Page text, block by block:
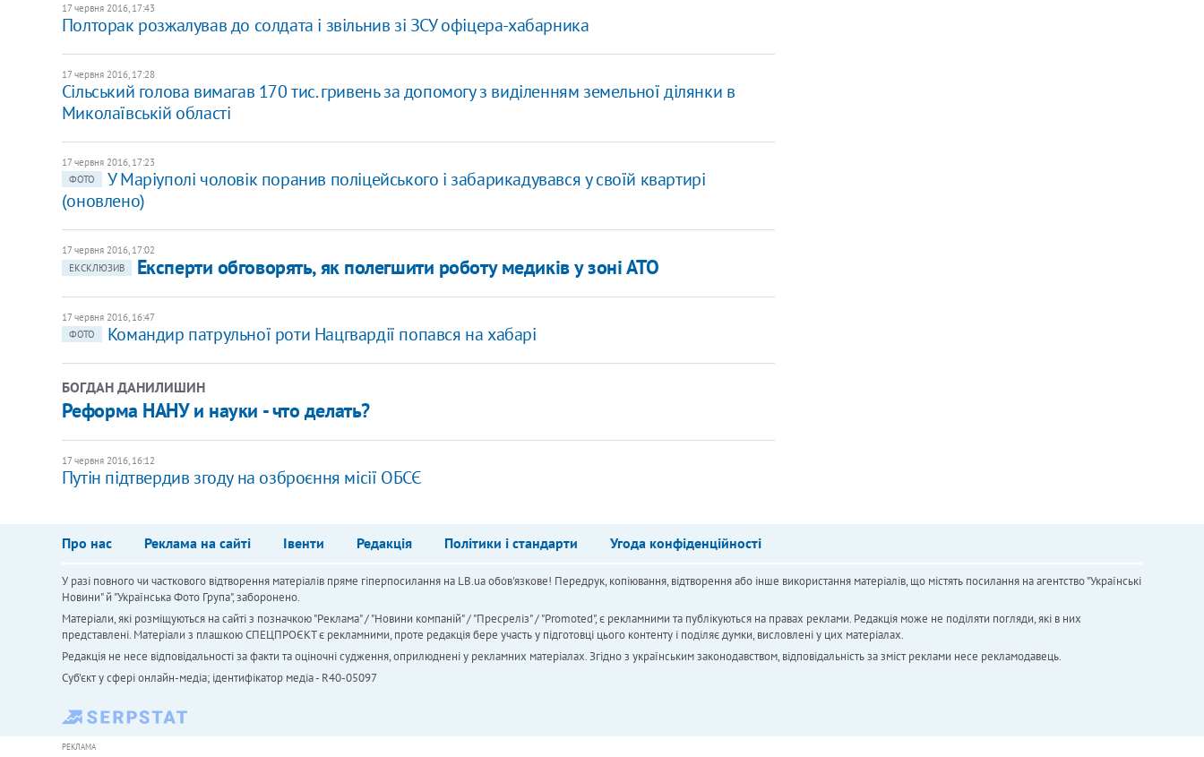
17 червня 2016, 17:43
Полторак розжалував до солдата і звільнив зі ЗСУ офіцера-хабарника
17 червня 2016, 17:28
Сільський голова вимагав 170 тис. гривень за допомогу з виділенням земельної ділянки в
Миколаївській області
17 червня 2016, 17:23
ФОТО
У Маріуполі чоловік поранив поліцейського і забарикадувався у своїй квартирі
(оновлено)
17 червня 2016, 17:02
ЕКСКЛЮЗИВ
Експерти обговорять, як полегшити роботу медиків у зоні АТО
17 червня 2016, 16:47
ФОТО
Командир патрульної роти Нацгвардії попався на хабарі
БОГДАН ДАНИЛИШИН
Реформа НАНУ и науки - что делать?
17 червня 2016, 16:12
Путін підтвердив згоду на озброєння місії ОБСЄ
Про нас Реклама на сайті Івенти Редакція Політики і стандарти Угода конфіденційності
У разі повного чи часткового відтворення матеріалів пряме гіперпосилання на LB.ua обов'язкове! Передрук, копіювання, відтворення або інше використання матеріалів, що містять посилання на агентство "Українськi
Новини" й "Українська Фото Група", заборонено.
Матеріали, які розміщуються на сайті з позначкою "Реклама" / "Новини компаній" / "Пресреліз" / "Promoted", є рекламними та публікуються на правах реклами. Редакція може не поділяти погляди, які в них
представлені. Матеріали з плашкою СПЕЦПРОЄКТ є рекламними, проте редакція бере участь у підготовці цього контенту і поділяє думки, висловлені у цих матеріалах.
Редакція не несе відповідальності за факти та оціночні судження, оприлюднені у рекламних матеріалах. Згідно з українським законодавством, відповідальність за зміст реклами несе рекламодавець.
Cуб'єкт у сфері онлайн-медіа; ідентифікатор медіа - R40-05097
РЕКЛАМА